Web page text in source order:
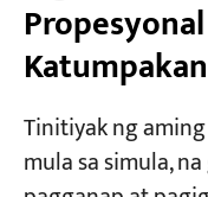
Tinitiyak ng
mula sa simula,